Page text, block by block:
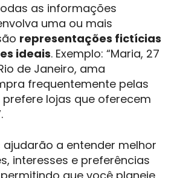
as informações
uma ou mais
representações fictícias
ideais. Exemplo: “Maria, 27
de Janeiro, ama
frequentemente pelas
lojas que oferecem
ajudarão a entender melhor
interesses e preferências